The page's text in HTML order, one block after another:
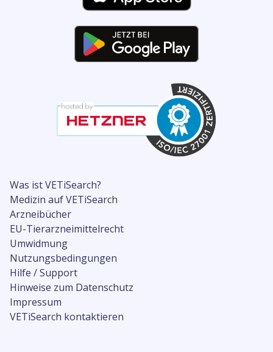
Was ist VETiSearch?
Medizin auf VETiSearch
Arzneibücher
EU-Tierarzneimittelrecht
Umwidmung
Nutzungsbedingungen
Hilfe / Support
Hinweise zum Datenschutz
Impressum
VETiSearch kontaktieren